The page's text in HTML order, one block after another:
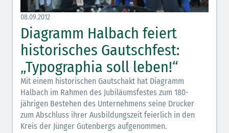
08.09.2012
Diagramm Halbach feiert
historisches Gautschfest:
„Typographia soll leben!“
Mit einem historischen Gautschakt hat Diagramm
Halbach im Rahmen des Jubiläumsfestes zum 180-
jährigen Bestehen des Unternehmens seine Drucker
zum Abschluss ihrer Ausbildungszeit feierlich in den
Kreis der Jünger Gutenbergs aufgenommen.